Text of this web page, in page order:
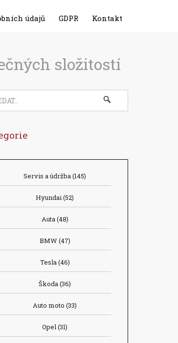
údajů GDPR Kontakt
složitostí
Servis a údržba(145)
Hyundai(52)
Auta(48)
BMW (47)
Tesla(46)
Škoda(36)
Auto moto (33)
Opel(31)